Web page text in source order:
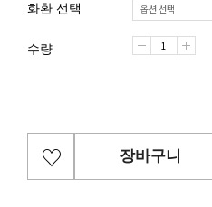
화환 선택
수량
장바구니